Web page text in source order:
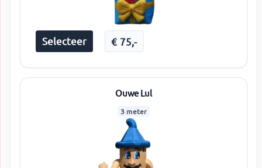
Selecteer € 75,-
Ouwe Lul
3 meter